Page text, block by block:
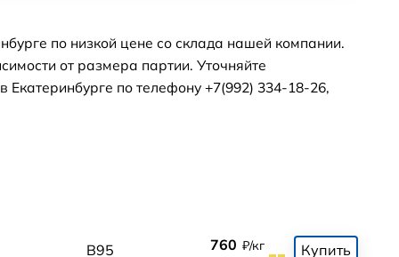
по низкой цене со склада нашей компании.
от размера партии. Уточняйте
по телефону +7(992) 334-18-26,
В95 760 ₽/кг Купить